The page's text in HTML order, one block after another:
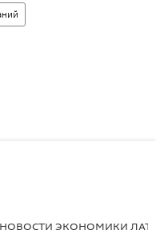
НОВОСТИ ЭКОНОМИКИ